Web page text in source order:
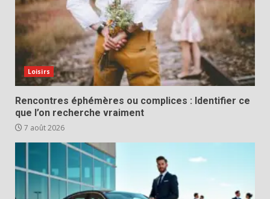
Loisirs
Rencontres éphémères ou complices : Identifier ce
que l’on recherche vraiment
7 août 2026